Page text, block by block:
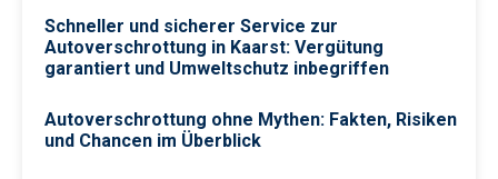
Schneller und sicherer Service zur
Autoverschrottung in Kaarst: Vergütung
garantiert und Umweltschutz inbegriffen
Autoverschrottung ohne Mythen: Fakten, Risiken
und Chancen im Überblick